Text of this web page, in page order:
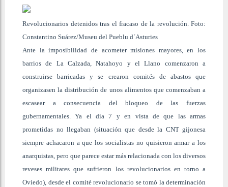
Revolucionarios detenidos tras el fracaso de la revolución. Foto:
Constantino Suárez/Museu del Pueblu d´Asturies
Ante la imposibilidad de acometer misiones mayores, en los
barrios de La Calzada, Natahoyo y el Llano comenzaron a
construirse barricadas y se crearon comités de abastos que
organizasen la distribución de unos alimentos que comenzaban a
escasear a consecuencia del bloqueo de las fuerzas
gubernamentales. Ya el día 7 y en vista de que las armas
prometidas no llegaban (situación que desde la CNT gijonesa
siempre achacaron a que los socialistas no quisieron armar a los
anarquistas, pero que parece estar más relacionada con los diversos
reveses militares que sufrieron los revolucionarios en torno a
Oviedo), desde el comité revolucionario se tomó la determinación